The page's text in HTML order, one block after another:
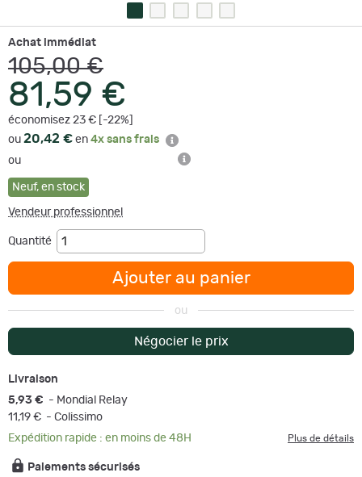
Achat immédiat
105,00 €
81,59 €
économisez 23 € [-22%]
ou 20,42 € en 4x sans frais
ou
Neuf, en stock
Vendeur professionnel
Quantité
Ajouter au panier
ou
Négocier le prix
Livraison
5,93 € - Mondial Relay
11,19 € - Colissimo
Expédition rapide : en moins de 48H
Plus de détails
Paiements sécurisés